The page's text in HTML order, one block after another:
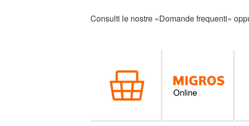
Consulti le nostre «Domande frequenti»